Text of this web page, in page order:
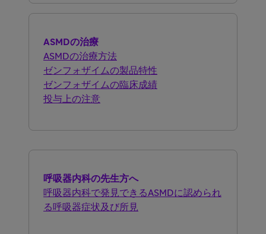
ASMDの治療
ASMDの治療方法
ゼンフォザイムの製品特性
ゼンフォザイムの臨床成績
投与上の注意
呼吸器内科の先生方へ
呼吸器内科で発見できるASMDに認められ
る呼吸器症状及び所見